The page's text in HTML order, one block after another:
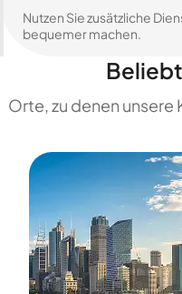
Nutzen Sie zusätzliche
bequemer machen.
Orte, zu denen unsere